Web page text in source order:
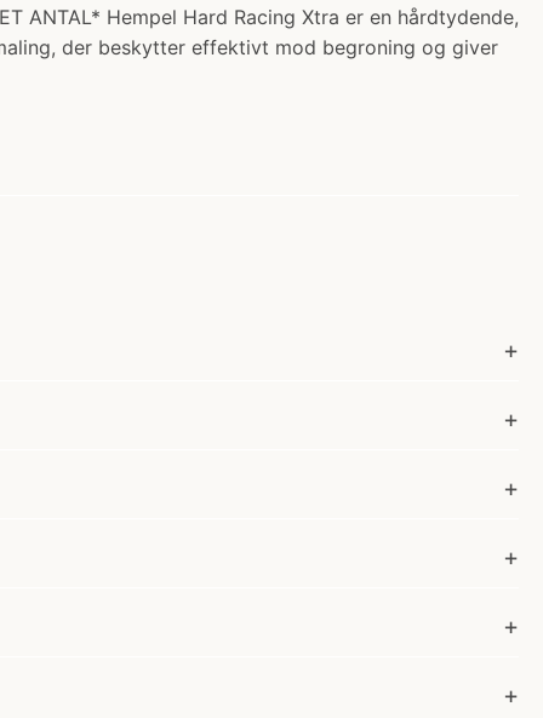
ANTAL* Hempel Hard Racing Xtra er en hårdtydende,
der beskytter effektivt mod begroning og giver